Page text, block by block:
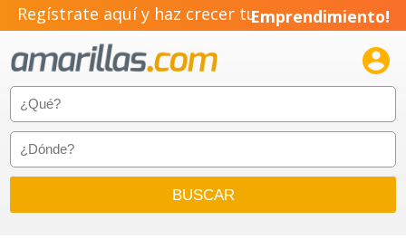
Regístrate aquí y haz crecer tuEmprendimiento!
